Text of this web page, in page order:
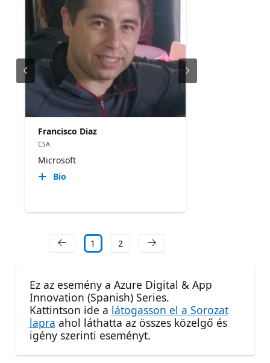
Francisco Diaz
CSA
Microsoft
Bio
1 2
Ez az esemény a Azure Digital & App
Innovation (Spanish) Series.
Kattintson ide a látogasson el a Sorozat
lapra ahol láthatta az összes közelgő és
igény szerinti eseményt.